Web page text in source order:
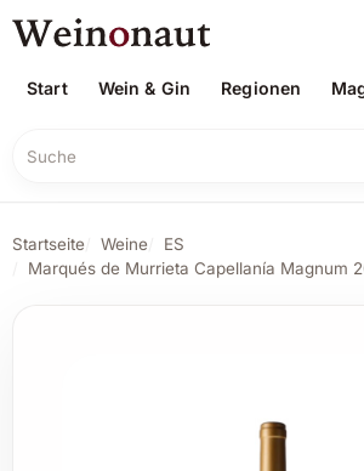
Start Wein & Gin Regionen
Suche
Startseite Weine
ES
Marqués de Murrieta Capellanía Magnum